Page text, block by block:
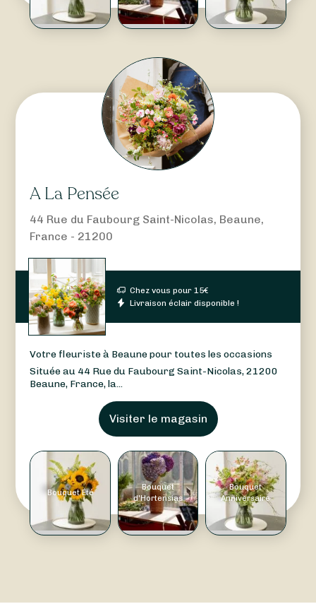
A La Pensée
44 Rue du Faubourg Saint-Nicolas, Beaune,
France - 21200
Chez vous pour15€
Livraison éclair disponible !
Votre fleuriste à Beaune pour toutes les occasions
Située au 44 Rue du Faubourg Saint-Nicolas, 21200
Beaune, France, la...
Visiter le magasin
Bouquet Été
Bouquet
d'Hortensias
Bouquet
Anniversaire